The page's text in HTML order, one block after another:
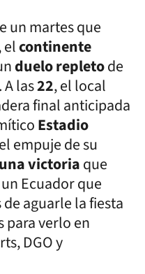
un martes que
elcontinente
duelo repletode
las22, el local
final anticipada
Estadio
empuje de su
victoriaque
Ecuador que
aguarle la fiesta
para verlo en
DGO y